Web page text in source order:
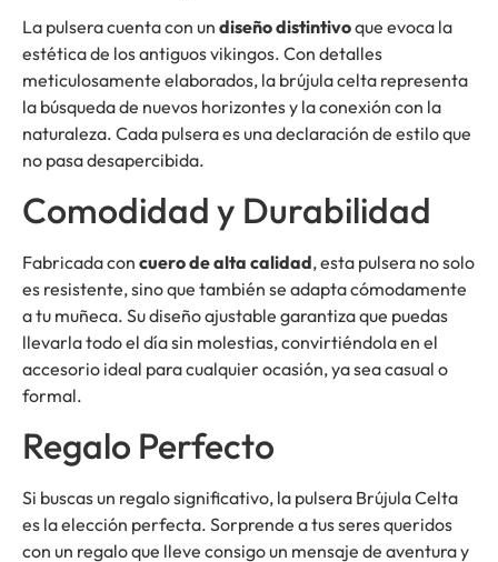
La pulsera cuenta con un diseño distintivoque evoca la
estética de los antiguos vikingos. Con detalles
meticulosamente elaborados, la brújula celta representa
la búsqueda de nuevos horizontes y la conexión con la
naturaleza. Cada pulsera es una declaración de estilo que
no pasa desapercibida.
Comodidad y Durabilidad
Fabricada con cuero de alta calidad, esta pulsera no solo
es resistente, sino que también se adapta cómodamente
a tu muñeca. Su diseño ajustable garantiza que puedas
llevarla todo el día sin molestias, convirtiéndola en el
accesorio ideal para cualquier ocasión, ya sea casual o
formal.
Regalo Perfecto
Si buscas un regalo significativo, la pulsera Brújula Celta
es la elección perfecta. Sorprende a tus seres queridos
con un regalo que lleve consigo un mensaje de aventura y